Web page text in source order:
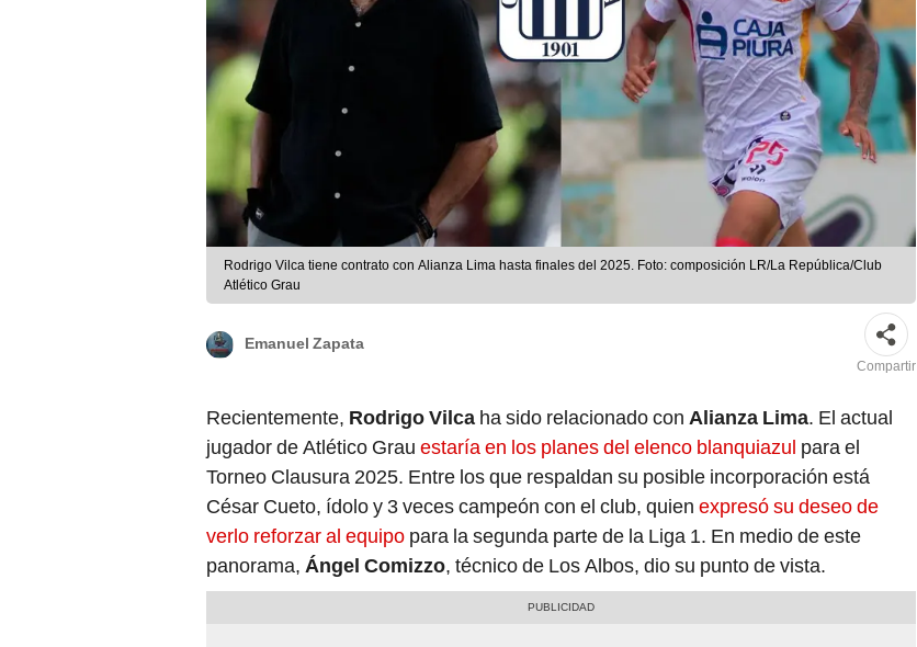
Rodrigo Vilca tiene contrato con Alianza Lima hasta finales del 2025. Foto: composición LR/La República/Club
Atlético Grau
Emanuel Zapata
Compartir
Recientemente, Rodrigo Vilca ha sido relacionado con Alianza Lima. El actual
jugador de Atlético Grau estaría en los planes del elenco blanquiazul para el
Torneo Clausura 2025. Entre los que respaldan su posible incorporación está
César Cueto, ídolo y 3 veces campeón con el club, quien expresó su deseo de
verlo reforzar al equipo para la segunda parte de la Liga 1. En medio de este
panorama, Ángel Comizzo, técnico de Los Albos, dio su punto de vista.